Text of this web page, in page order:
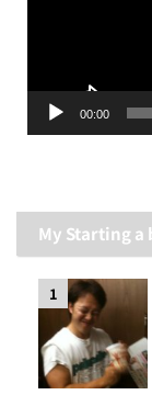
00:00
My Starting a
1